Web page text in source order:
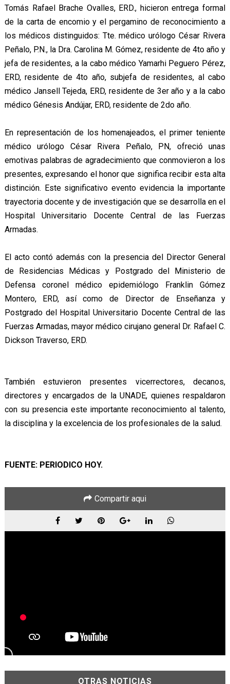
Tomás Rafael Brache Ovalles, ERD., hicieron entrega formal
de la carta de encomio y el pergamino de reconocimiento a
los médicos distinguidos: Tte. médico urólogo César Rivera
Peñalo, P.N., la Dra. Carolina M. Gómez, residente de 4to año y
jefa de residentes, a la cabo médico Yamarhi Peguero Pérez,
ERD, residente de 4to año, subjefa de residentes, al cabo
médico Jansell Tejeda, ERD, residente de 3er año y a la cabo
médico Génesis Andújar, ERD, residente de 2do año.
En representación de los homenajeados, el primer teniente
médico urólogo César Rivera Peñalo, PN, ofreció unas
emotivas palabras de agradecimiento que conmovieron a los
presentes, expresando el honor que significa recibir esta alta
distinción. Este significativo evento evidencia la importante
trayectoria docente y de investigación que se desarrolla en el
Hospital Universitario Docente Central de las Fuerzas
Armadas.
El acto contó además con la presencia del Director General
de Residencias Médicas y Postgrado del Ministerio de
Defensa coronel médico epidemiólogo Franklin Gómez
Montero, ERD, así como de Director de Enseñanza y
Postgrado del Hospital Universitario Docente Central de las
Fuerzas Armadas, mayor médico cirujano general Dr. Rafael C.
Dickson Traverso, ERD.
También estuvieron presentes vicerrectores, decanos,
directores y encargados de la UNADE, quienes respaldaron
con su presencia este importante reconocimiento al talento,
la disciplina y la excelencia de los profesionales de la salud.
FUENTE: PERIODICO HOY.
Compartir aqui
OTRAS NOTICIAS